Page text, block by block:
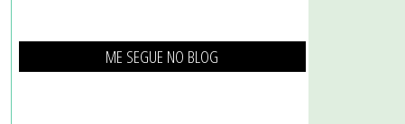
ME SEGUE NO BLOG